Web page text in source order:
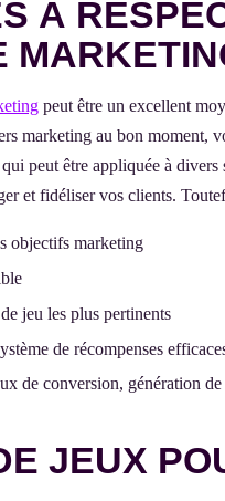
À
peut être un excellent
marketing au bon moment,
peut être appliquée à
et fidéliser vos clients.
objectifs marketing
jeu les plus pertinents
de récompenses
de conversion, génération
JEUX